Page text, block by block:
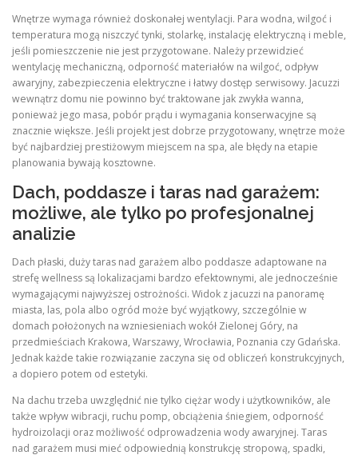
Wnętrze wymaga również doskonałej wentylacji. Para wodna, wilgoć i
temperatura mogą niszczyć tynki, stolarkę, instalację elektryczną i meble,
jeśli pomieszczenie nie jest przygotowane. Należy przewidzieć
wentylację mechaniczną, odporność materiałów na wilgoć, odpływ
awaryjny, zabezpieczenia elektryczne i łatwy dostęp serwisowy. Jacuzzi
wewnątrz domu nie powinno być traktowane jak zwykła wanna,
ponieważ jego masa, pobór prądu i wymagania konserwacyjne są
znacznie większe. Jeśli projekt jest dobrze przygotowany, wnętrze może
być najbardziej prestiżowym miejscem na spa, ale błędy na etapie
planowania bywają kosztowne.
Dach, poddasze i taras nad garażem:
możliwe, ale tylko po profesjonalnej
analizie
Dach płaski, duży taras nad garażem albo poddasze adaptowane na
strefę wellness są lokalizacjami bardzo efektownymi, ale jednocześnie
wymagającymi najwyższej ostrożności. Widok z jacuzzi na panoramę
miasta, las, pola albo ogród może być wyjątkowy, szczególnie w
domach położonych na wzniesieniach wokół Zielonej Góry, na
przedmieściach Krakowa, Warszawy, Wrocławia, Poznania czy Gdańska.
Jednak każde takie rozwiązanie zaczyna się od obliczeń konstrukcyjnych,
a dopiero potem od estetyki.
Na dachu trzeba uwzględnić nie tylko ciężar wody i użytkowników, ale
także wpływ wibracji, ruchu pomp, obciążenia śniegiem, odporność
hydroizolacji oraz możliwość odprowadzenia wody awaryjnej. Taras
nad garażem musi mieć odpowiednią konstrukcję stropową, spadki,